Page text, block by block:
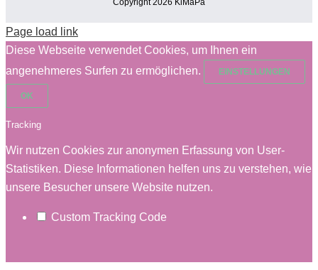
Copyright 2026 KiMaPa
Page load link
Diese Webseite verwendet Cookies, um Ihnen ein
angenehmeres Surfen zu ermöglichen.
EINSTELLUNGEN
OK
Tracking
Wir nutzen Cookies zur anonymen Erfassung von User-
Statistiken. Diese Informationen helfen uns zu verstehen, wie
unsere Besucher unsere Website nutzen.
Custom Tracking Code